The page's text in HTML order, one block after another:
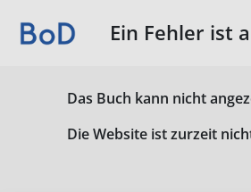
Ein Fehler ist
Das Buch kann nicht
Die Website ist zurzeit